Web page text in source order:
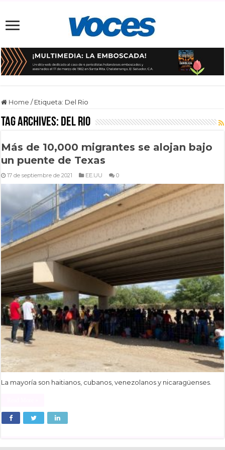
Home / Etiqueta: Del Rio
Tag Archives: Del Rio
Más de 10,000 migrantes se alojan bajo
un puente de Texas
17 de septiembre de 2021 EE.UU 0
La mayoría son haitianos, cubanos, venezolanos y nicaragüenses.